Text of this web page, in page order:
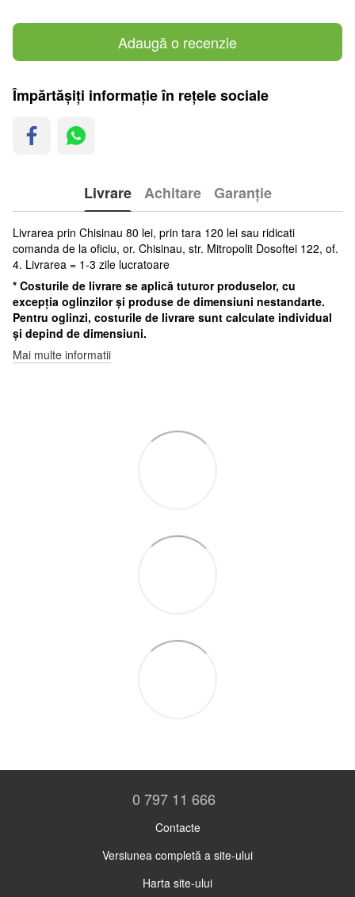
Adaugă o recenzie
Împărtășiți informație în rețele sociale
Livrare Achitare Garanție
Livrarea prin Chisinau 80 lei, prin tara 120 lei sau ridicati
comanda de la oficiu, or. Chisinau, str. Mitropolit Dosoftei 122, of.
4. Livrarea = 1-3 zile lucratoare
* Costurile de livrare se aplică tuturor produselor, cu
excepția oglinzilor și produse de dimensiuni nestandarte.
Pentru oglinzi, costurile de livrare sunt calculate individual
și depind de dimensiuni.
Mai multe informatii
0 797 11 666
Contacte
Versiunea completă a site-ului
Harta site-ului